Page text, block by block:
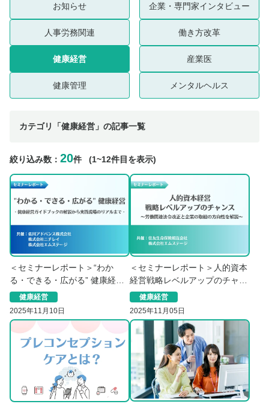
お知らせ 企業・専門家インタビュー
人事労務関連 働き方改革
健康経営 産業医
健康管理 メンタルヘルス
カテゴリ「健康経営」の記事一覧
絞り込み数： 20件 (1~12件目を表示)
＜セミナーレポート＞“わか
る・できる・広がる” 健康経
営 －健康経営ガイドブックの
解説から実践現場のリアルまで
－
健康経営
2025年11月10日
＜セミナーレポート＞人的資本
経営戦略レベルアップのチャン
ス -労働関連法令改正と企業の
取組の方向性を解説
健康経営
2025年11月05日